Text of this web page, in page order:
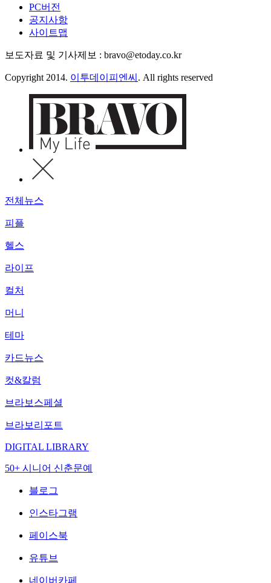
PC버전
공지사항
사이트맵
보도자료 및 기사제보 : bravo@etoday.co.kr
Copyright 2014. 이투데이피엔씨 . All rights reserved
전체뉴스
피플
헬스
라이프
컬처
머니
테마
카드뉴스
컷&칼럼
브라보스페셜
브라보리포트
DIGITAL LIBRARY
50+ 시니어 신춘문예
블로그
인스타그램
페이스북
유튜브
네이버카페